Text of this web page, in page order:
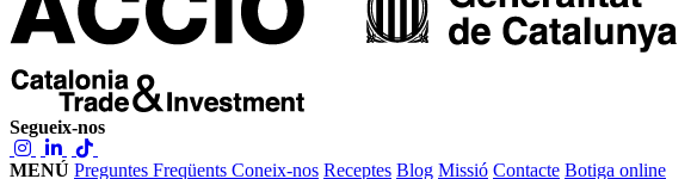
Segueix-nos
MENÚ Preguntes Freqüents Coneix-nos Receptes Blog Missió Contacte Botiga online